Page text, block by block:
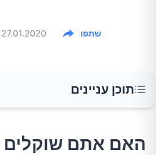
27.01.2020 שתפו
תוכן עניינים
רואו פוד (אוכל חי וגולמי)?
האם אתם שוקלים